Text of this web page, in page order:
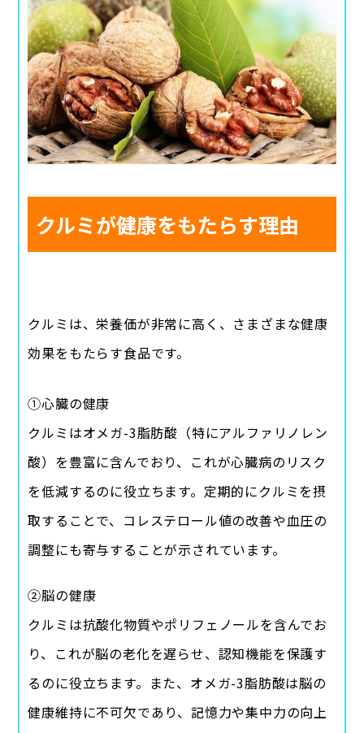
クルミが健康をもたらす理由
クルミは、栄養価が非常に高く、さまざまな健康
効果をもたらす食品です。
①心臓の健康
クルミはオメガ-3脂肪酸（特にアルファリノレン
酸）を豊富に含んでおり、これが心臓病のリスク
を低減するのに役立ちます。定期的にクルミを摂
取することで、コレステロール値の改善や血圧の
調整にも寄与することが示されています。
②脳の健康
クルミは抗酸化物質やポリフェノールを含んでお
り、これが脳の老化を遅らせ、認知機能を保護す
るのに役立ちます。また、オメガ-3脂肪酸は脳の
健康維持に不可欠であり、記憶力や集中力の向上